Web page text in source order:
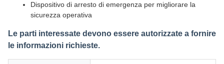
Dispositivo di arresto di emergenza per migliorare la
sicurezza operativa
Le parti interessate devono essere autorizzate a fornire
le informazioni richieste.